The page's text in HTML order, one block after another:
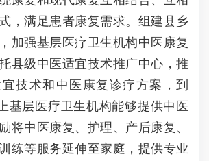
，满足患者康复需求。组建县乡
加强基层医疗卫生机构中医康复
县级中医适宜技术推广中心，推
技术和中医康复诊疗方案，到
基层医疗卫生机构能够提供中医
将中医康复、护理、产后康复、
练等服务延伸至家庭，提供专业